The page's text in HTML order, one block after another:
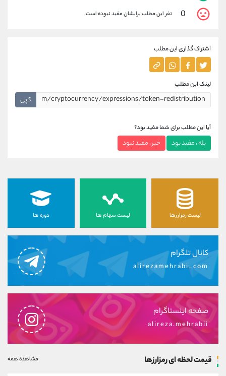
0
نفر این مطلب برایشان مفید نبوده است.
اشتراک گذاری این مطلب
لینک این مطلب
کپی
آیا این مطلب برای شما مفید بود؟
بله ، مفید بود خیر ، مفید نبود
لیست رمزارزها لیست سهام ها دوره ها
کانال تلگرام
alirezamehrabi_com
صفحه اینستاگرام
alireza.mehrabii
قیمت لحظه ای رمزارزها مشاهده همه